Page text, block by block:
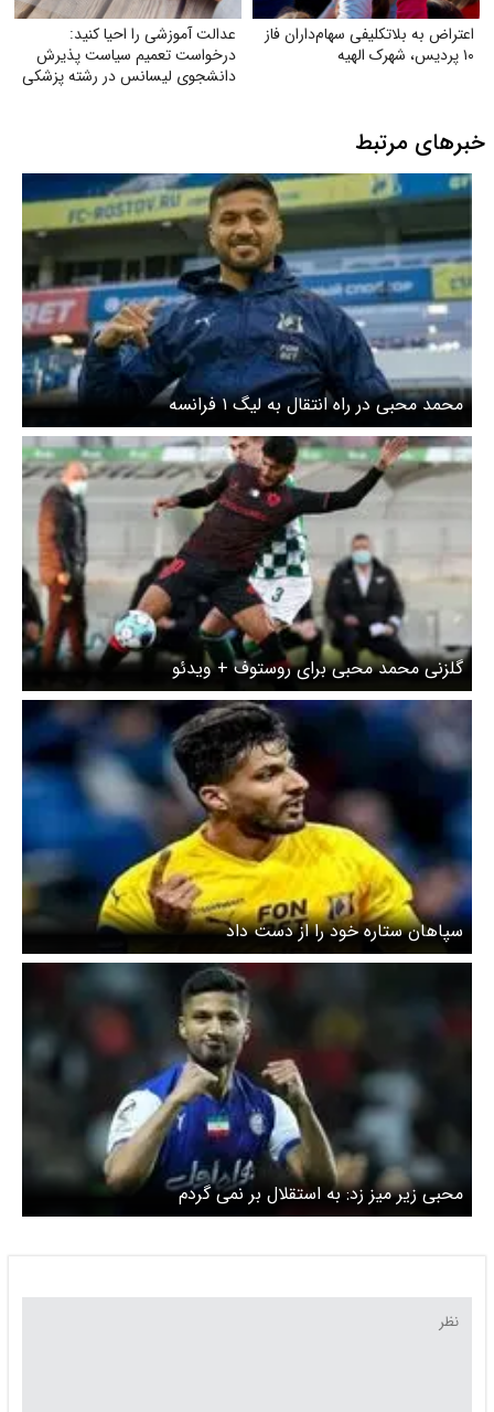
اعتراض به بلاتکلیفی سهام‌داران فاز
۱۰ پردیس، شهرک الهیه
عدالت آموزشی را احیا کنید:
درخواست تعمیم سیاست پذیرش
دانشجوی لیسانس در رشته پزشکی
خبرهای مرتبط
محمد محبی در راه انتقال به لیگ ۱ فرانسه
گلزنی محمد محبی برای روستوف + ویدئو
سپاهان ستاره خود را از دست داد
محبی زیر میز زد: به استقلال بر نمی گردم